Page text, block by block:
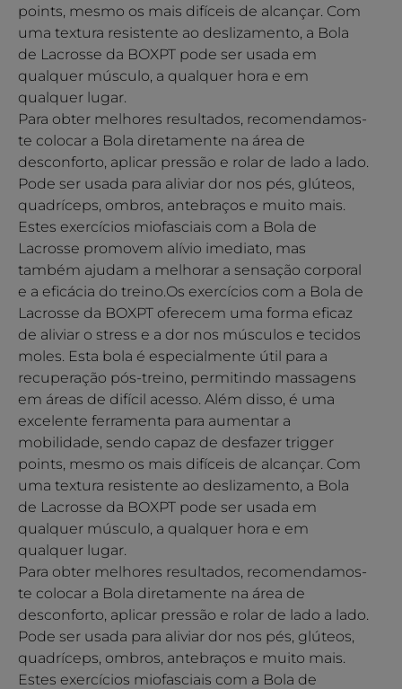
points, mesmo os mais difíceis de alcançar. Com
uma textura resistente ao deslizamento, a Bola
de Lacrosse da BOXPT pode ser usada em
qualquer músculo, a qualquer hora e em
qualquer lugar.
Para obter melhores resultados, recomendamos-
te colocar a Bola diretamente na área de
desconforto, aplicar pressão e rolar de lado a lado.
Pode ser usada para aliviar dor nos pés, glúteos,
quadríceps, ombros, antebraços e muito mais.
Estes exercícios miofasciais com a Bola de
Lacrosse promovem alívio imediato, mas
também ajudam a melhorar a sensação corporal
e a eficácia do treino.Os exercícios com a Bola de
Lacrosse da BOXPT oferecem uma forma eficaz
de aliviar o stress e a dor nos músculos e tecidos
moles. Esta bola é especialmente útil para a
recuperação pós-treino, permitindo massagens
em áreas de difícil acesso. Além disso, é uma
excelente ferramenta para aumentar a
mobilidade, sendo capaz de desfazer trigger
points, mesmo os mais difíceis de alcançar. Com
uma textura resistente ao deslizamento, a Bola
de Lacrosse da BOXPT pode ser usada em
qualquer músculo, a qualquer hora e em
qualquer lugar.
Para obter melhores resultados, recomendamos-
te colocar a Bola diretamente na área de
desconforto, aplicar pressão e rolar de lado a lado.
Pode ser usada para aliviar dor nos pés, glúteos,
quadríceps, ombros, antebraços e muito mais.
Estes exercícios miofasciais com a Bola de